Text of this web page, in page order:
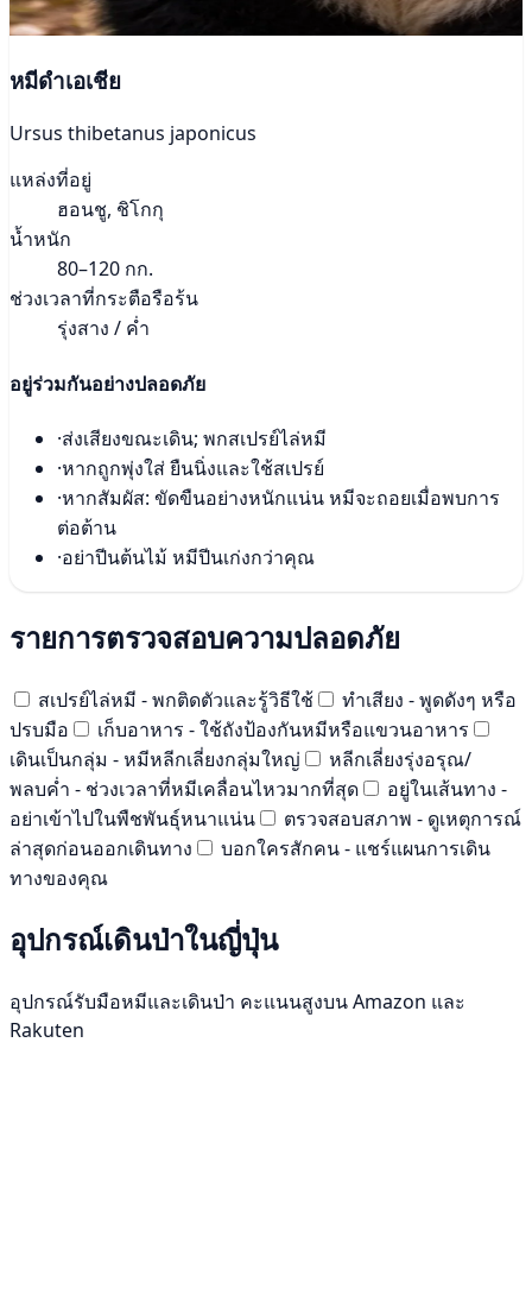
หมีดำเอเชีย
Ursus thibetanus japonicus
แหล่งที่อยู่
ฮอนชู, ชิโกกุ
น้ำหนัก
80–120 กก.
ช่วงเวลาที่กระตือรือร้น
รุ่งสาง / ค่ำ
อยู่ร่วมกันอย่างปลอดภัย
·ส่งเสียงขณะเดิน; พกสเปรย์ไล่หมี
·หากถูกพุ่งใส่ ยืนนิ่งและใช้สเปรย์
·หากสัมผัส: ขัดขืนอย่างหนักแน่น หมีจะถอยเมื่อพบการ
ต่อต้าน
·อย่าปีนต้นไม้ หมีปีนเก่งกว่าคุณ
รายการตรวจสอบความปลอดภัย
สเปรย์ไล่หมี - พกติดตัวและรู้วิธีใช้
ทำเสียง - พูดดังๆ หรือ
ปรบมือ
เก็บอาหาร - ใช้ถังป้องกันหมีหรือแขวนอาหาร
เดินเป็นกลุ่ม - หมีหลีกเลี่ยงกลุ่มใหญ่
หลีกเลี่ยงรุ่งอรุณ/
พลบค่ำ - ช่วงเวลาที่หมีเคลื่อนไหวมากที่สุด
อยู่ในเส้นทาง -
อย่าเข้าไปในพืชพันธุ์หนาแน่น
ตรวจสอบสภาพ - ดูเหตุการณ์
ล่าสุดก่อนออกเดินทาง
บอกใครสักคน - แชร์แผนการเดิน
ทางของคุณ
อุปกรณ์เดินป่าในญี่ปุ่น
อุปกรณ์รับมือหมีและเดินป่า คะแนนสูงบน Amazon และ
Rakuten